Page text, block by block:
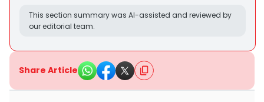
This section summary was AI-assisted and reviewed by
our editorial team.
Share Article